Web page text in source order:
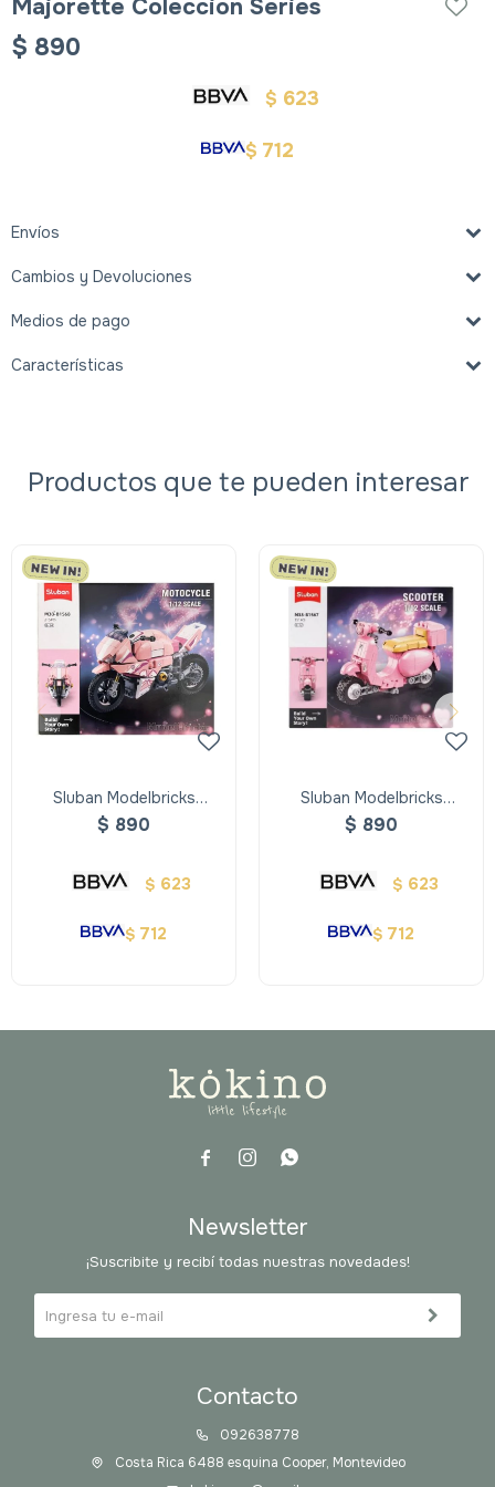
Majorette Coleccion Series
$ 890
$ 623
$ 712
Envíos
Cambios y Devoluciones
Medios de pago
Características
Productos que te pueden interesar
Sluban Modelbricks
Motocicleta - Rosa
$ 890
$ 623
$ 712
Sluban Modelbricks
Scooter - Rosa
$ 890
$ 623
$ 712
  
Contacto
092638778
Costa Rica 6488 esquina Cooper, Montevideo
Newsletter
¡Suscribite y recibí todas nuestras novedades!